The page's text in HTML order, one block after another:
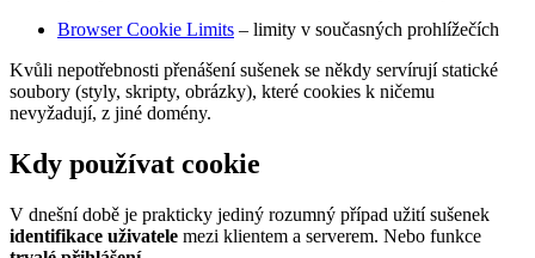
Browser Cookie Limits – limity v současných prohlížečích
Kvůli nepotřebnosti přenášení sušenek se někdy servírují statické
soubory (styly, skripty, obrázky), které cookies k ničemu
nevyžadují, z jiné domény.
Kdy používat cookie
V dnešní době je prakticky jediný rozumný případ užití sušenek
identifikace uživatele mezi klientem a serverem. Nebo funkce